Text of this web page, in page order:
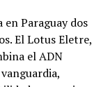
Paraguay dos
El Lotus Eletre,
el ADN